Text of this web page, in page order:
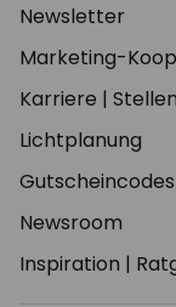
Newsletter
Marketing-
Karriere |
Lichtplanung
Gutscheincodes
Newsroom
Inspiration |